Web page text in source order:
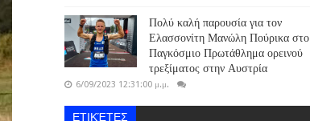
Πολύ καλή παρουσία για τον
Ελασσονίτη Μανώλη Πούρικα στο
Παγκόσμιο Πρωτάθλημα ορεινού
τρεξίματος στην Αυστρία
6/09/2023 12:31:00 μ.μ.
ΕΤΙΚΈΤΕΣ